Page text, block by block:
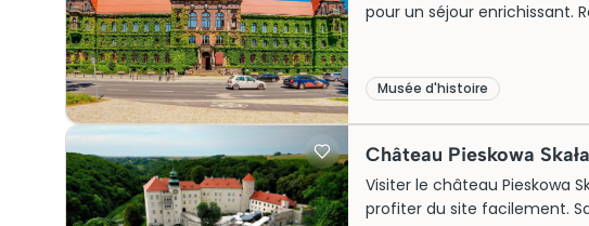
pour un séjour enrichissant.
Musée d'histoire
Château Pieskowa Skała
Visiter le château Pieskowa
profiter du site facilement.